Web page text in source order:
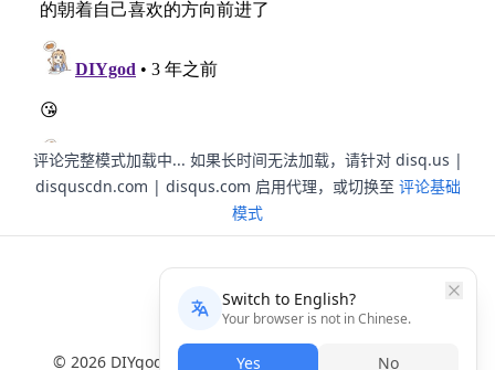
评论完整模式加载中... 如果长时间无法加载，请针对 disq.us |
disquscdn.com | disqus.com 启用代理，或切换至 评论基础
模式
已运行 4362 天
© 2026 DIYgod，版权所有，禁止转载，转发需注明出处
Switch to English?
Your browser is not in Chinese.
Yes No